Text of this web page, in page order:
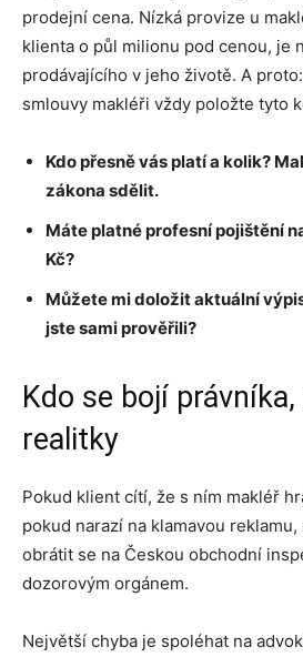
prodejní cena. Nízká provize u
klienta o půl milionu pod cenou, je
prodávajícího v jeho životě. A
smlouvy makléři vždy položte tyto
Kdo přesně vás platí a kolik?
zákona sdělit.
Máte platné profesní pojištění
Kč?
Můžete mi doložit aktuální
jste sami prověřili?
Kdo se bojí
realitky
Pokud klient cítí, že s ním makléř
pokud narazí na klamavou
obrátit se na Českou obchodní
dozorovým orgánem.
Největší chyba je spoléhat na